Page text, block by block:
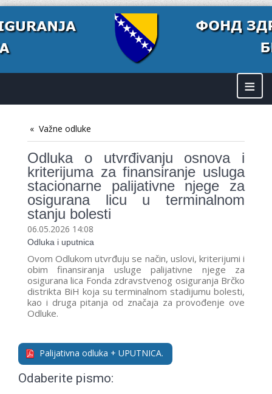
≡
Važne odluke
Odluka o utvrđivanju osnova i
kriterijuma za finansiranje usluga
stacionarne palijativne njege za
osigurana licu u terminalnom
stanju bolesti
06.05.2026 14:08
Odluka i uputnica
Ovom Odlukom utvrđuju se način, uslovi, kriterijumi i
obim finansiranja usluge palijativne njege za
osigurana lica Fonda zdravstvenog osiguranja Brčko
distrikta BiH koja su terminalnom stadijumu bolesti,
kao i druga pitanja od značaja za provođenje ove
Odluke.
Palijativna odluka + UPUTNICA.
Odaberite pismo: